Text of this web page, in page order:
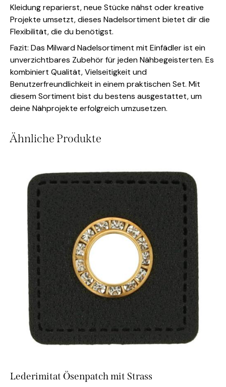
Kleidung reparierst, neue Stücke nähst oder kreative
Projekte umsetzt, dieses Nadelsortiment bietet dir die
Flexibilität, die du benötigst.
Fazit: Das Milward Nadelsortiment mit Einfädler ist ein
unverzichtbares Zubehör für jeden Nähbegeisterten. Es
kombiniert Qualität, Vielseitigkeit und
Benutzerfreundlichkeit in einem praktischen Set. Mit
diesem Sortiment bist du bestens ausgestattet, um
deine Nähprojekte erfolgreich umzusetzen.
Ähnliche Produkte
Lederimitat Ösenpatch mit Strass